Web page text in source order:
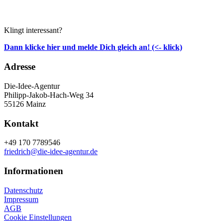
Klingt interessant?
Dann klicke hier und melde Dich gleich an! (<- klick)
Adresse
Die-Idee-Agentur
Philipp-Jakob-Hach-Weg 34
55126 Mainz
Kontakt
+49 170 7789546
friedrich@die-idee-agentur.de
Informationen
Datenschutz
Impressum
AGB
Cookie Einstellungen